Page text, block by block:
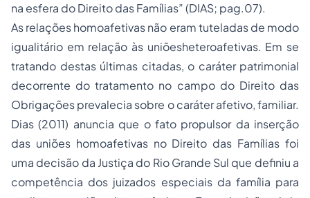
na esfera do Direito das Famílias” (DIAS; pag.07).
As relações homoafetivas não eram tuteladas de modo
igualitário em relação às uniõesheteroafetivas. Em se
tratando destas últimas citadas, o caráter patrimonial
decorrente do tratamento no campo do Direito das
Obrigações prevalecia sobre o caráter afetivo, familiar.
Dias (2011) anuncia que o fato propulsor da inserção
das uniões homoafetivas no Direito das Famílias foi
uma decisão da Justiça do Rio Grande Sul que definiu a
competência dos juizados especiais da família para